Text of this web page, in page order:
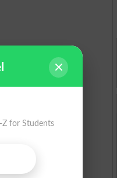
Z for Students